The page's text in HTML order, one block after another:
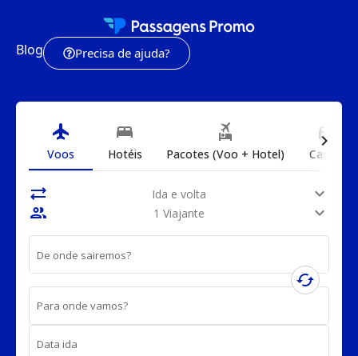
Blog Precisa de ajuda?
flight
Voos
bed
Hotéis
flights_and_hotels
Pacotes (Voo + Hotel)
directions_car
Carros
sync_alt Ida e volta
expand_more
people
1 Viajante expand_more
De onde sairemos?
cached
Para onde vamos?
Data ida
chevron_right